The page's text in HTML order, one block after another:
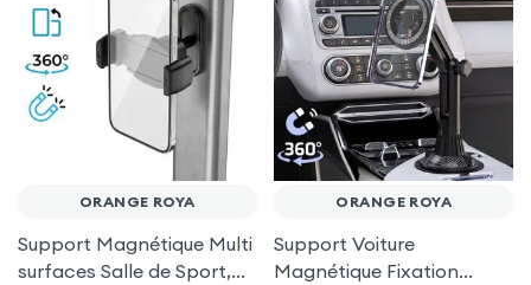
ORANGE ROYA
Support Magnétique Multi
surfaces Salle de Sport,
ORANGE ROYA
Support Voiture
Magnétique Fixation